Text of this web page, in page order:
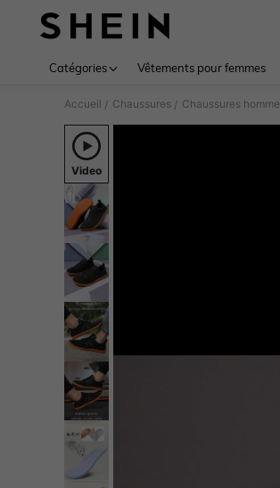
Catégories Vêtements pour femmes
Accueil / Chaussures / Chaussures homme
Video